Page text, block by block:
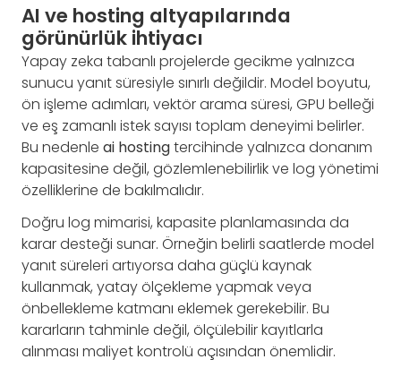
AI ve hosting altyapılarında
görünürlük ihtiyacı
Yapay zeka tabanlı projelerde gecikme yalnızca
sunucu yanıt süresiyle sınırlı değildir. Model boyutu,
ön işleme adımları, vektör arama süresi, GPU belleği
ve eş zamanlı istek sayısı toplam deneyimi belirler.
Bu nedenle ai hostingtercihinde yalnızca donanım
kapasitesine değil, gözlemlenebilirlik ve log yönetimi
özelliklerine de bakılmalıdır.
Doğru log mimarisi, kapasite planlamasında da
karar desteği sunar. Örneğin belirli saatlerde model
yanıt süreleri artıyorsa daha güçlü kaynak
kullanmak, yatay ölçekleme yapmak veya
önbellekleme katmanı eklemek gerekebilir. Bu
kararların tahminle değil, ölçülebilir kayıtlarla
alınması maliyet kontrolü açısından önemlidir.